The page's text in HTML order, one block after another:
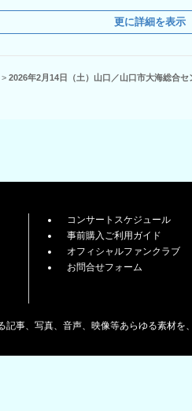
更に詳細を表示
> 2026年2月14日（土）山口／山口市大海総合
コンサートスケジュール
事前購入ご利用ガイド
オフィシャルファンクラブ
お問合せフォーム
記事、写真、音声、映像等あらゆる素材